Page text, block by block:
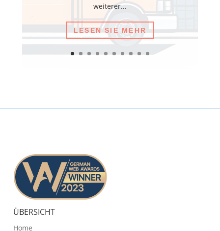
weiterer...
LESEN SIE MEHR
ÜBERSICHT
Home